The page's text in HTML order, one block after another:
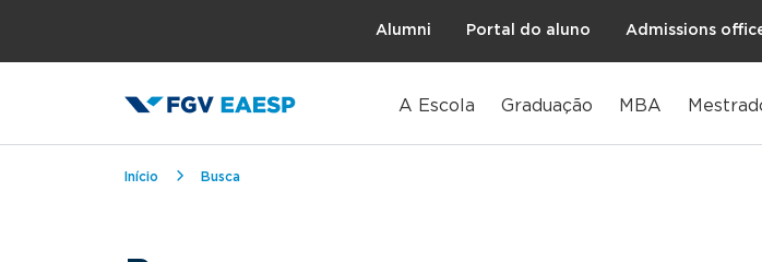
Alumni Portal do aluno Admissions
A Escola Graduação MBA
Trilha de navegação
Início Busca